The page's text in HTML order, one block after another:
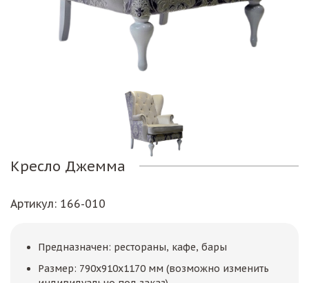
Кресло Джемма
Артикул: 166-010
Предназначен: рестораны, кафе, бары
Размер: 790х910х1170 мм (возможно изменить